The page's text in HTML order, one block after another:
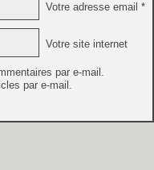
Votre adresse email *
Votre site internet
par e-mail.
par e-mail.